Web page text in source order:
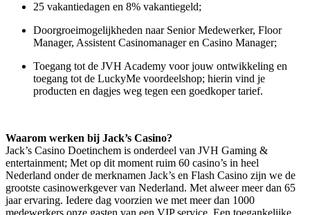
25 vakantiedagen en 8% vakantiegeld;
Doorgroeimogelijkheden naar Senior Medewerker, Floor
Manager, Assistent Casinomanager en Casino Manager;
Toegang tot de JVH Academy voor jouw ontwikkeling en
toegang tot de LuckyMe voordeelshop; hierin vind je
producten en dagjes weg tegen een goedkoper tarief.
Waarom werken bij Jack’s Casino?
Jack’s Casino Doetinchem is onderdeel van JVH Gaming &
entertainment; Met op dit moment ruim 60 casino’s in heel
Nederland onder de merknamen Jack’s en Flash Casino zijn we de
grootste casinowerkgever van Nederland. Met alweer meer dan 65
jaar ervaring. Iedere dag voorzien we met meer dan 1000
medewerkers onze gasten van een VIP service. Een toegankelijke